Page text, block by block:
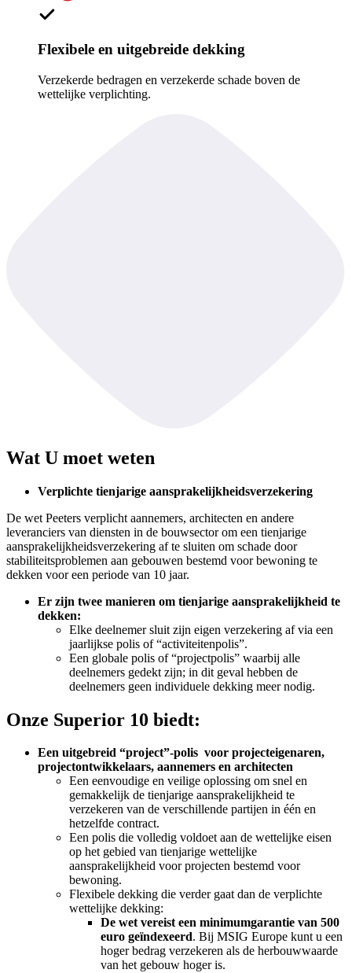
Flexibele en uitgebreide dekking
Verzekerde bedragen en verzekerde schade boven de
wettelijke verplichting.
Wat U moet weten
Verplichte tienjarige aansprakelijkheidsverzekering
De wet Peeters verplicht aannemers, architecten en andere
leveranciers van diensten in de bouwsector om een tienjarige
aansprakelijkheidsverzekering af te sluiten om schade door
stabiliteitsproblemen aan gebouwen bestemd voor bewoning te
dekken voor een periode van 10 jaar.
Er zijn twee manieren om tienjarige aansprakelijkheid te
dekken:
Elke deelnemer sluit zijn eigen verzekering af via een
jaarlijkse polis of “activiteitenpolis”.
Een globale polis of “projectpolis” waarbij alle
deelnemers gedekt zijn; in dit geval hebben de
deelnemers geen individuele dekking meer nodig.
Onze Superior 10 biedt:
Een uitgebreid “project”-polis voor projecteigenaren,
projectontwikkelaars, aannemers en architecten
Een eenvoudige en veilige oplossing om snel en
gemakkelijk de tienjarige aansprakelijkheid te
verzekeren van de verschillende partijen in één en
hetzelfde contract.
Een polis die volledig voldoet aan de wettelijke eisen
op het gebied van tienjarige wettelijke
aansprakelijkheid voor projecten bestemd voor
bewoning.
Flexibele dekking die verder gaat dan de verplichte
wettelijke dekking:
De wet vereist een minimumgarantie van 500
euro geïndexeerd. Bij MSIG Europe kunt u een
hoger bedrag verzekeren als de herbouwwaarde
van het gebouw hoger is.